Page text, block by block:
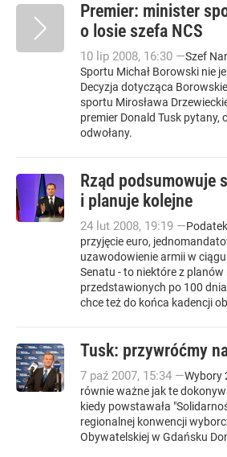
Premier: minister
o losie szefa NCS
10 lip 2008, 16:30 —Szef
Sportu Michał Borowski nie
Decyzja dotycząca
sportu Mirosława
premier Donald Tusk pytany,
odwołany.
Rząd podsumowuje
i planuje kolejne
24 lut 2008, 19:19 —
przyjęcie euro,
uzawodowienie armii w
Senatu - to niektóre z planów
przedstawionych po 100
chce też do końca kadencji
Tusk: przywróćmy
7 paź 2007, 15:34 —Wybory
równie ważne jak te
kiedy powstawała
regionalnej konwencji
Obywatelskiej w Gdańsku